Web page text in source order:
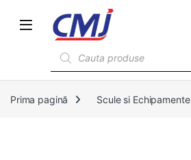
Prima pagină Scule si Echipamente